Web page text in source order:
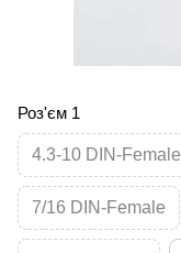
Роз'єм 1
4.3-10 DIN-Female
7/16 DIN-Female